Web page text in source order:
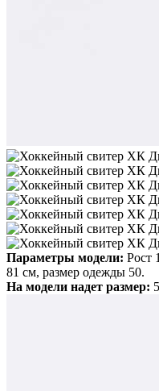
Параметры модели: Рост
81 см, размер одежды 50.
На модели надет размер: